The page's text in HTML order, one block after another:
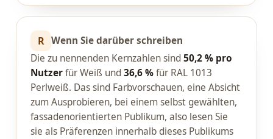
R Wenn Sie darüber schreiben
Die zu nennenden Kernzahlen sind50,2 % pro
Nutzerfür Weiß und36,6 %für RAL 1013
Perlweiß. Das sind Farbvorschauen, eine Absicht
zum Ausprobieren, bei einem selbst gewählten,
fassadenorientierten Publikum, also lesen Sie
sie als Präferenzen innerhalb dieses Publikums